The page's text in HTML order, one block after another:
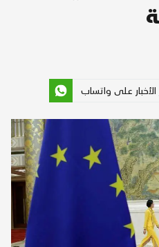
الأخبار على واتساب